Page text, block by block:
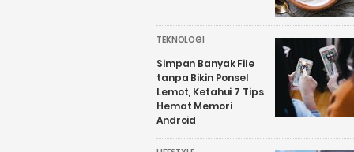
TEKNOLOGI
Simpan Banyak File
tanpa Bikin Ponsel
Lemot, Ketahui 7 Tips
Hemat Memori
Android